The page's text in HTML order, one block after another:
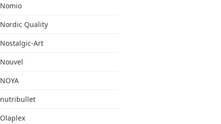
Nomio
Nordic Quality
Nostalgic-Art
Nouvel
NOYA
nutribullet
Olaplex